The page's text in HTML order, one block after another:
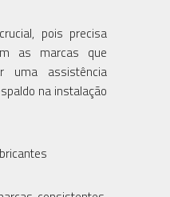
pois precisa
as marcas que
uma assistência
na instalação